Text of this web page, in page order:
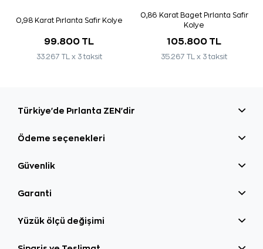
0,98 Karat Pırlanta Safir Kolye
99.800 TL
33.267 TL x 3 taksit
0,86 Karat Baget Pırlanta Safir
Kolye
105.800 TL
35.267 TL x 3 taksit
Türkiye'de Pırlanta ZEN'dir
Ödeme seçenekleri
Güvenlik
Garanti
Yüzük ölçü değişimi